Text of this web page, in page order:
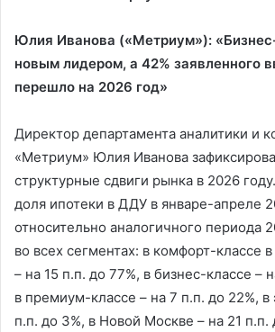
Юлия Иванова («Метриум»):
новым лидером, а 42% заявленного
перешло на 2026 год»
Директор департамента аналитики и
«Метриум» Юлия Иванова
структурные сдвиги рынка в 2026
доля ипотеки в ДДУ в январе-апреле
относительно аналогичного периода
во всех сегментах: в комфорт-классе
– на 15 п.п. до 77%, в бизнес-классе –
в премиум-классе – на 7 п.п. до 22%, в
п.п. до 3%, в Новой Москве – на 21 п.п.